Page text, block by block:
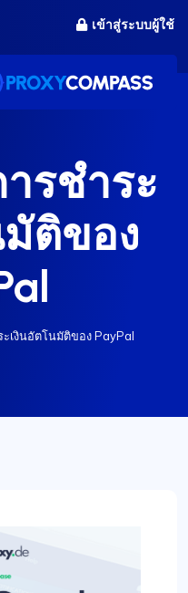
เข้าสู่ระบบผู้ใช้
รชำระ
ติของ
เงินอัตโนมัติของ PayPal